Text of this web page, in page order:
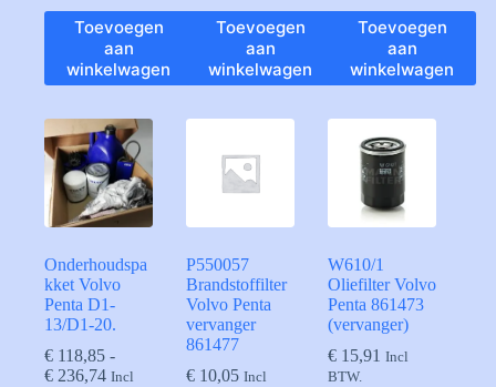
Toevoegen
aan
winkelwagen
Toevoegen
aan
winkelwagen
Toevoegen
aan
winkelwagen
Onderhoudspa
kket Volvo
Penta D1-
13/D1-20.
€ 118,85 -
€ 236,74Prijsklasse:
Incl
P550057
Brandstoffilter
Volvo Penta
vervanger
861477
€ 10,05 Incl
W610/1
Oliefilter Volvo
Penta 861473
(vervanger)
€ 15,91 Incl
BTW.